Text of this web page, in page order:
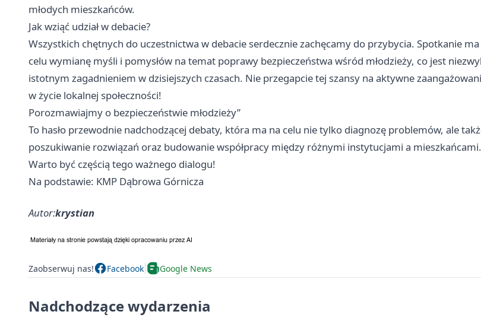
młodych mieszkańców.
Jak wziąć udział w debacie?
Wszystkich chętnych do uczestnictwa w debacie serdecznie zachęcamy do przybycia. Spotkanie ma
celu wymianę myśli i pomysłów na temat poprawy bezpieczeństwa wśród młodzieży, co jest
istotnym zagadnieniem w dzisiejszych czasach. Nie przegapcie tej szansy na aktywne
w życie lokalnej społeczności!
Porozmawiajmy o bezpieczeństwie młodzieży”
To hasło przewodnie nadchodzącej debaty, która ma na celu nie tylko diagnozę problemów, ale
poszukiwanie rozwiązań oraz budowanie współpracy między różnymi instytucjami a mieszkańcami.
Warto być częścią tego ważnego dialogu!
Na podstawie: KMP Dąbrowa Górnicza
Autor:krystian
Zaobserwuj nas! Facebook Google News
Nadchodzące wydarzenia